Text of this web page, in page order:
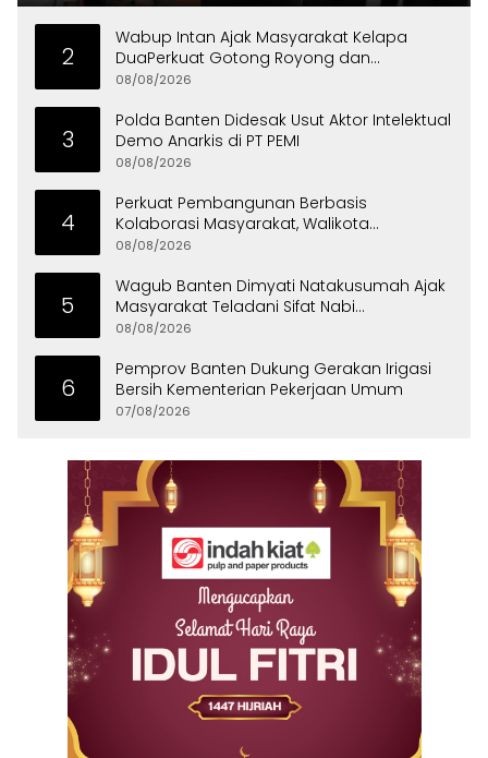
2
Wabup Intan Ajak Masyarakat Kelapa
DuaPerkuat Gotong Royong dan
Persatuan
08/08/2026
3
Polda Banten Didesak Usut Aktor Intelektual
Demo Anarkis di PT PEMI
08/08/2026
4
Perkuat Pembangunan Berbasis
Kolaborasi Masyarakat, Walikota
Tangerang Raih LPM Award 2026
08/08/2026
5
Wagub Banten Dimyati Natakusumah Ajak
Masyarakat Teladani Sifat Nabi
Muhammad
08/08/2026
6
Pemprov Banten Dukung Gerakan Irigasi
Bersih Kementerian Pekerjaan Umum
07/08/2026